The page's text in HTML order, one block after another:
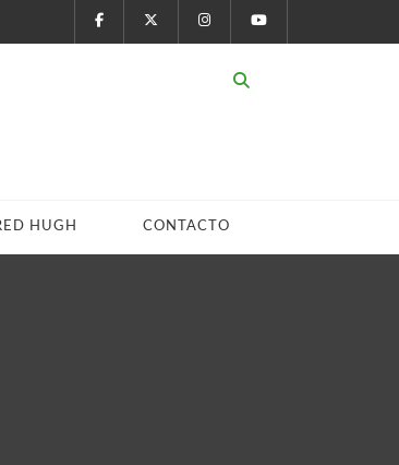
HUGH CONTACTO